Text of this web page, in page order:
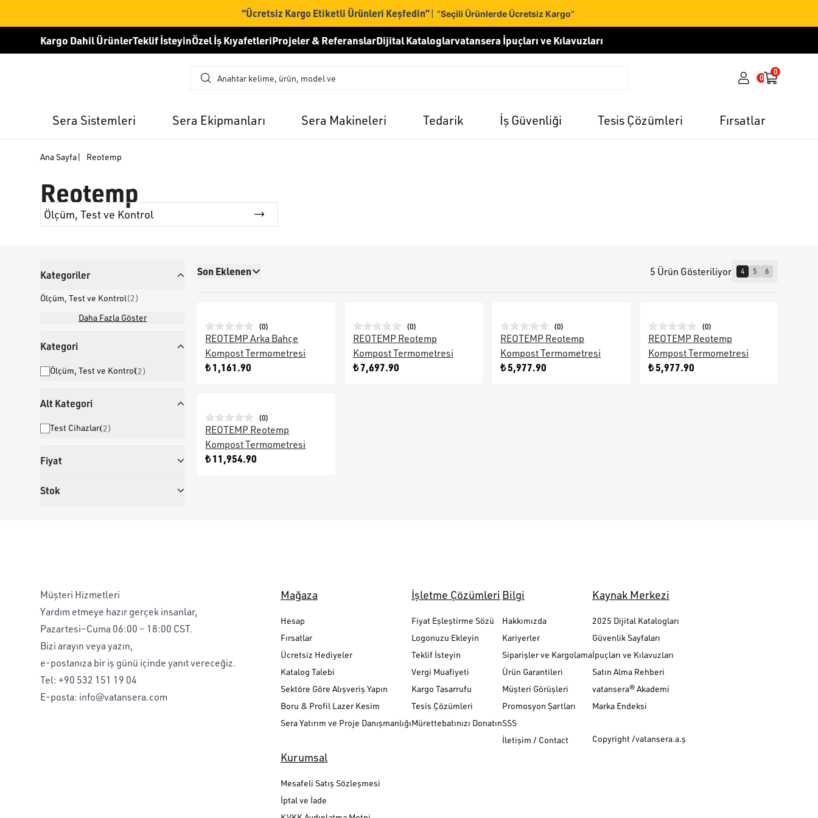
“Ücretsiz Kargo Etiketli Ürünleri Keşfedin”| “Seçili Ürünlerde Ücretsiz Kargo”
Kargo Dahil ÜrünlerTeklif İsteyinÖzel İş KıyafetleriProjeler & ReferanslarDijital Kataloglarvatansera İpuçları ve Kılavuzları
0
0
Sera Sistemleri Sera Ekipmanları Sera Makineleri Tedarik İş Güvenliği Tesis Çözümleri Fırsatlar
Ana Sayfa| Reotemp
Reotemp
Ölçüm, Test ve Kontrol
Kategoriler
Ölçüm, Test ve Kontrol(2)
Daha Fazla Göster
Kategori
Ölçüm, Test ve Kontrol(2)
Alt Kategori
Test Cihazları(2)
Fiyat
Stok
Son Eklenen 5 Ürün Gösteriliyor 4 5 6
(0)
REOTEMP Arka Bahçe
Kompost Termometresi
₺ 1,161.90
(0)
REOTEMP Reotemp
Kompost Termometresi
₺ 7,697.90
(0)
REOTEMP Reotemp
Kompost Termometresi
₺ 5,977.90
(0)
REOTEMP Reotemp
Kompost Termometresi
₺ 5,977.90
(0)
REOTEMP Reotemp
Kompost Termometresi
₺ 11,954.90
Müşteri Hizmetleri
Yardım etmeye hazır gerçek insanlar,
Pazartesi–Cuma 06:00 – 18:00 CST.
Bizi arayın veya yazın,
e-postanıza bir iş günü içinde yanıt vereceğiz.
Tel: +90 532 151 19 04
E-posta: info@vatansera.com
Mağaza
Hesap
Fırsatlar
Ücretsiz Hediyeler
Katalog Talebi
Sektöre Göre Alışveriş Yapın
Boru & Profil Lazer Kesim
Sera Yatırım ve Proje Danışmanlığı
İşletme Çözümleri
Fiyat Eşleştirme Sözü
Logonuzu Ekleyin
Teklif İsteyin
Vergi Muafiyeti
Kargo Tasarrufu
Tesis Çözümleri
Mürettebatınızı Donatın
Bilgi
Hakkımızda
Kariyerler
Siparişler ve Kargolama
Ürün Garantileri
Müşteri Görüşleri
Promosyon Şartları
SSS
İletişim / Contact
Kaynak Merkezi
2025 Dijital Katalogları
Güvenlik Sayfaları
İpuçları ve Kılavuzları
Satın Alma Rehberi
vatansera® Akademi
Marka Endeksi
Copyright /vatansera.a.ş
Kurumsal
Mesafeli Satış Sözleşmesi
İptal ve İade